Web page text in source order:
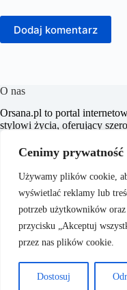
Cenimy
Używamy plików cookie,
wyświetlać reklamy lub
potrzeb użytkowników
przycisku „Akceptuj
przez nas plików cookie.
Dostosuj
Dodaj komentarz
O nas
​Orsana.pl to portal
stylowi życia, oferujący
fitness i sport, zdrowie,
uroda. Naszym celem jest
inspirujących artykułów,
dbaniu o zdrowie i
Copyright © 2026 - ​